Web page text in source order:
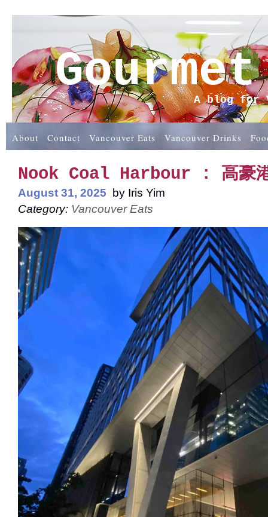
A blog for
About Contact Vancouver Eats Vancouver Drinks
Nook Coal Harbour : 高豪
August 31, 2025 by Iris Yim
Category: Vancouver Eats